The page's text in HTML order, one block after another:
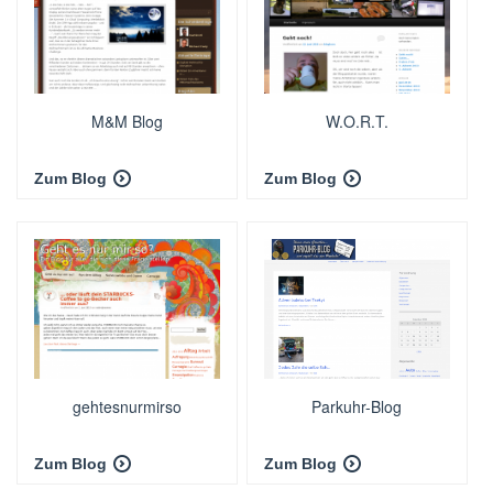
M&M Blog
Zum Blog
W.O.R.T.
Zum Blog
gehtesnurmirso
Zum Blog
Parkuhr-Blog
Zum Blog